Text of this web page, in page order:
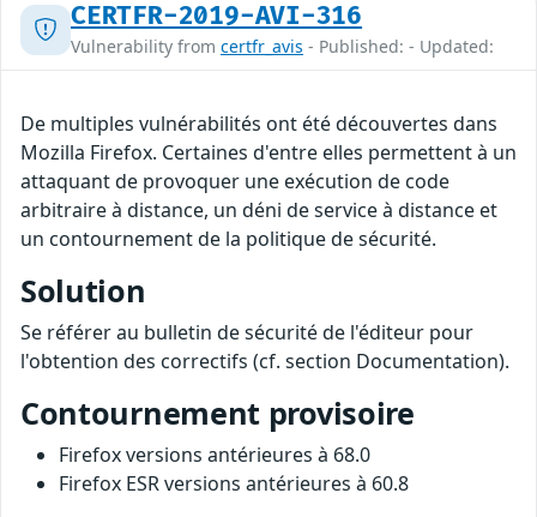
CERTFR-2019-AVI-316
Vulnerability from certfr_avis - Published: - Updated:
De multiples vulnérabilités ont été découvertes dans
Mozilla Firefox. Certaines d'entre elles permettent à un
attaquant de provoquer une exécution de code
arbitraire à distance, un déni de service à distance et
un contournement de la politique de sécurité.
Solution
Se référer au bulletin de sécurité de l'éditeur pour
l'obtention des correctifs (cf. section Documentation).
Contournement provisoire
Firefox versions antérieures à 68.0
Firefox ESR versions antérieures à 60.8